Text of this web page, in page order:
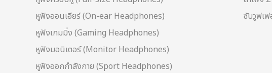
หูฟังออนเอียร์ (On-ear Headphones)
หูฟังเกมมิ่ง (Gaming Headphones)
หูฟังมอนิเตอร์ (Monitor Headphones)
หูฟังออกกำลังกาย (Sport Headphones)
ซับวูฟเ